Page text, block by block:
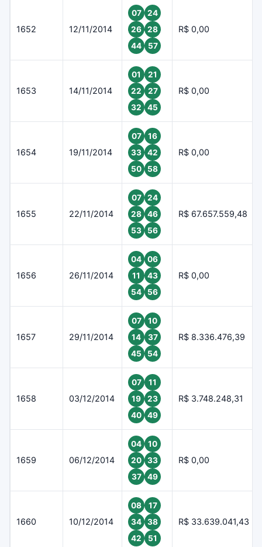
1652 12/11/2014
07
24
26
28
44
57
R$ 0,00
1653 14/11/2014
01
21
22
27
32
45
R$ 0,00
1654 19/11/2014
07
16
33
42
50
58
R$ 0,00
1655 22/11/2014
07
24
28
46
53
56
R$ 67.657.559,48
1656 26/11/2014
04
06
11
43
54
56
R$ 0,00
1657 29/11/2014
07
10
14
37
45
54
R$ 8.336.476,39
1658 03/12/2014
07
11
19
23
40
49
R$ 3.748.248,31
1659 06/12/2014
04
10
20
33
37
49
R$ 0,00
1660 10/12/2014
08
17
34
38
42
51
R$ 33.639.041,43